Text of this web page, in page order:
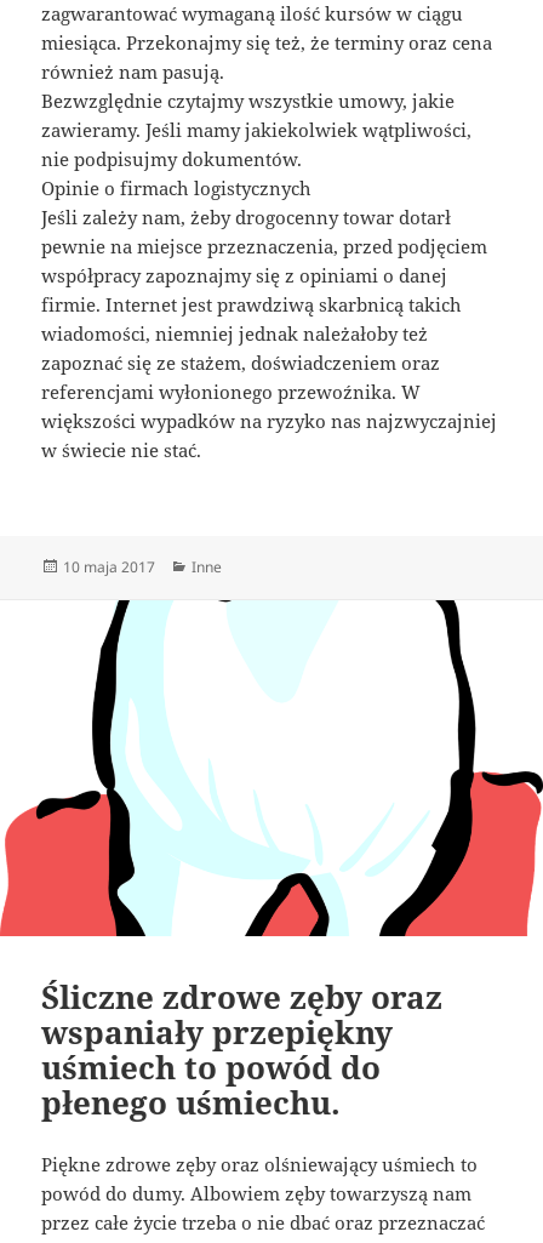
zagwarantować wymaganą ilość kursów w ciągu
miesiąca. Przekonajmy się też, że terminy oraz cena
również nam pasują.
Bezwzględnie czytajmy wszystkie umowy, jakie
zawieramy. Jeśli mamy jakiekolwiek wątpliwości,
nie podpisujmy dokumentów.
Opinie o firmach logistycznych
Jeśli zależy nam, żeby drogocenny towar dotarł
pewnie na miejsce przeznaczenia, przed podjęciem
współpracy zapoznajmy się z opiniami o danej
firmie. Internet jest prawdziwą skarbnicą takich
wiadomości, niemniej jednak należałoby też
zapoznać się ze stażem, doświadczeniem oraz
referencjami wyłonionego przewoźnika. W
większości wypadków na ryzyko nas najzwyczajniej
w świecie nie stać.
Data
10 maja 2017 Kategorie
Inne
Śliczne zdrowe zęby oraz
wspaniały przepiękny
uśmiech to powód do
płenego uśmiechu.
Piękne zdrowe zęby oraz olśniewający uśmiech to
powód do dumy. Albowiem zęby towarzyszą nam
przez całe życie trzeba o nie dbać oraz przeznaczać